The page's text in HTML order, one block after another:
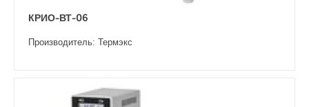
КРИО-ВТ-06
Производитель: Термэкс